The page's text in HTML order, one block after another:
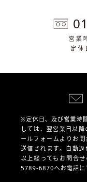
営業
定休
※定休日、及び営業時
しては、翌営業日以
ールフォームよりお
送信されます。自動返
以上経ってもお問合
5789-6870へお電話に